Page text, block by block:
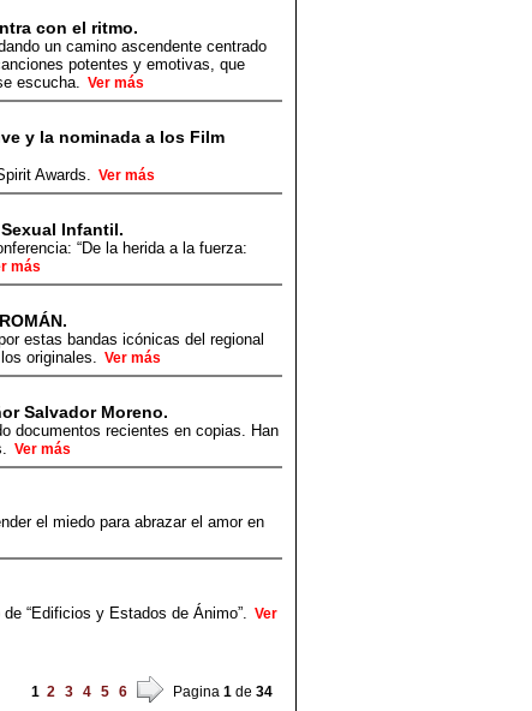
con el ritmo.
un camino ascendente centrado
potentes y emotivas, que
escucha. Ver más
y la nominada a los Film
Awards. Ver más
Infantil.
“De la herida a la fuerza:
más
estas bandas icónicas del regional
originales. Ver más
Salvador Moreno.
documentos recientes en copias. Han
Ver más
el miedo para abrazar el amor en
“Edificios y Estados de Ánimo”. Ver
1 2 3 4 5 6 Pagina 1 de 34